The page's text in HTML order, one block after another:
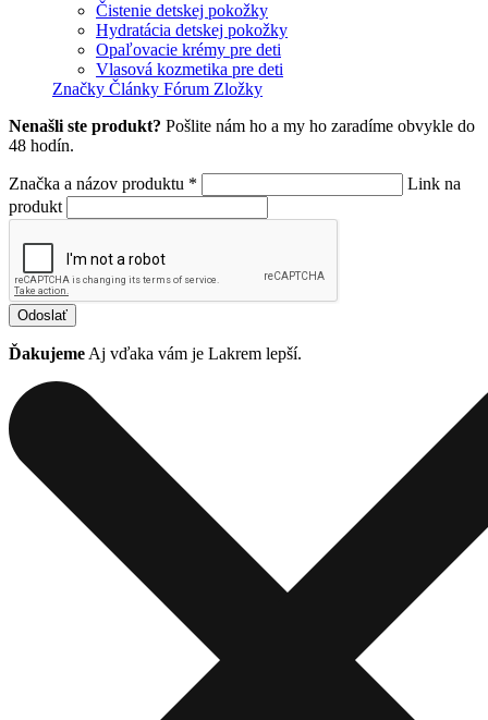
Čistenie detskej pokožky
Hydratácia detskej pokožky
Opaľovacie krémy pre deti
Vlasová kozmetika pre deti
Značky Články Fórum Zložky
Nenašli ste produkt? Pošlite nám ho a my ho zaradíme obvykle do
48 hodín.
Značka a názov produktu *
Link na
produkt
Odoslať
Ďakujeme Aj vďaka vám je Lakrem lepší.